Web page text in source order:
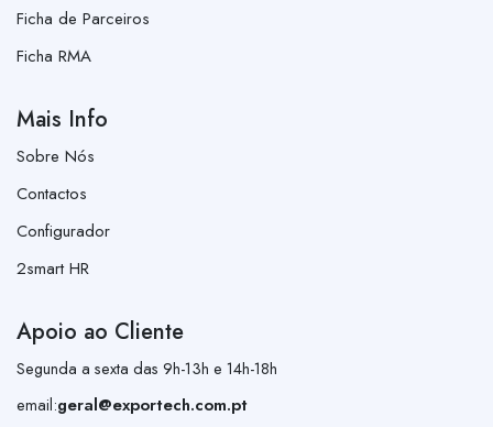
Ficha de Parceiros
Ficha RMA
Mais Info
Sobre Nós
Contactos
Configurador
2smart HR
Apoio ao Cliente
Segunda a sexta das 9h-13h e 14h-18h
email:geral@exportech.com.pt